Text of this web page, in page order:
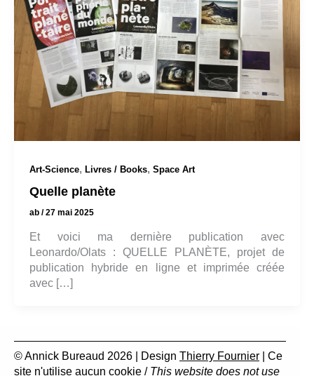
Art-Science, Livres / Books, Space Art
Quelle planète
ab /27 mai 2025
Et voici ma dernière publication avec
Leonardo/Olats : QUELLE PLANÈTE, projet de
publication hybride en ligne et imprimée créée
avec […]
© Annick Bureaud 2026 | Design Thierry Fournier | Ce
site n'utilise aucun cookie / This website does not use